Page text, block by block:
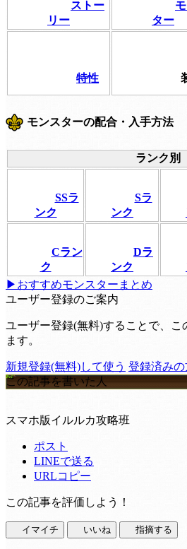
ストー
リー
ター
特性
モンスターの配合・入手方法
ランク別
SSラ
ンク
Sラ
ンク
Cラン
ク
Dラ
ンク
▶おすすめモンスターまとめ
ユーザー登録のご案内
ユーザー登録(無料)することで、こ
ます。
新規登録(無料)して使う 登録済み
この記事を書いた人
スマホ版イルルカ攻略班
ポスト
LINEで送る
URLコピー
この記事を評価しよう！
イマイチ いいね 指摘する